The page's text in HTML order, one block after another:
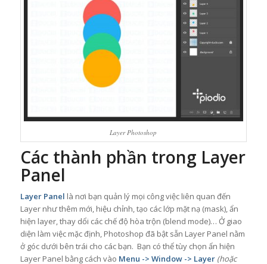
Layer Photoshop
Các thành phần trong Layer
Panel
Layer Panel là nơi bạn quản lý mọi công việc liên quan đến
Layer như thêm mới, hiệu chỉnh, tạo các lớp mặt nạ (mask), ẩn
hiện layer, thay dổi các chế độ hòa trộn (blend mode)… Ở giao
diện làm việc mặc định, Photoshop đã bật sẵn Layer Panel nằm
ở góc dưới bên trái cho các bạn. Bạn có thể tùy chọn ẩn hiện
Layer Panel bằng cách vào Menu -> Window -> Layer (hoặc